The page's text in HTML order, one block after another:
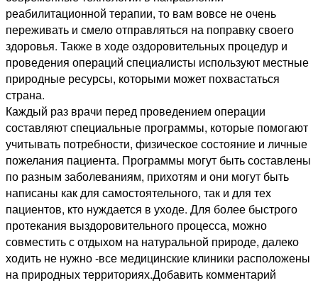
реабилитационной терапии, то вам вовсе не очень
переживать и смело отправляться на поправку своего
здоровья. Также в ходе оздоровительных процедур и
проведения операций специалисты используют местные
природные ресурсы, которыми может похвастаться
страна.
Каждый раз врачи перед проведением операции
составляют специальные программы, которые помогают
учитывать потребности, физическое состояние и личные
пожелания пациента. Программы могут быть составлены
по разным заболеваниям, прихотям и они могут быть
написаны как для самостоятельного, так и для тех
пациентов, кто нуждается в уходе. Для более быстрого
протекания выздоровительного процесса, можно
совместить с отдыхом на натуральной природе, далеко
ходить не нужно -все медицинские клиники расположены
на природных территориях.Добавить комментарий